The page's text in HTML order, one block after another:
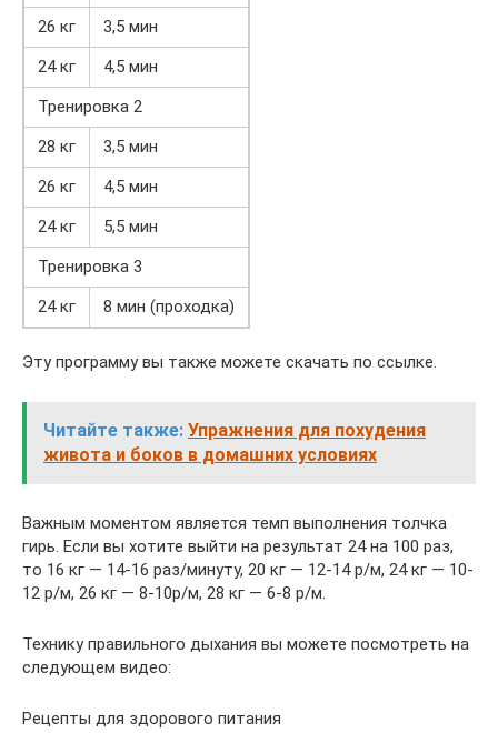
26 кг
3,5 мин
24 кг
4,5 мин
Тренировка 2
28 кг
3,5 мин
26 кг
4,5 мин
24 кг
5,5 мин
Тренировка 3
24 кг
8 мин (проходка)
Эту программу вы также можете скачать по ссылке.
Читайте также: Упражнения для похудения
живота и боков в домашних условиях
Важным моментом является темп выполнения толчка
гирь. Если вы хотите выйти на результат 24 на 100 раз,
то 16 кг — 14-16 раз/минуту, 20 кг — 12-14 р/м, 24 кг — 10-
12 р/м, 26 кг — 8-10р/м, 28 кг — 6-8 р/м.
Технику правильного дыхания вы можете посмотреть на
следующем видео:
Рецепты для здорового питания